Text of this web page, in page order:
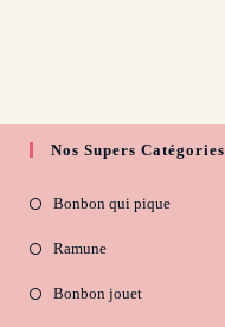
Nos Supers Catégories
Bonbon qui pique
Ramune
Bonbon jouet